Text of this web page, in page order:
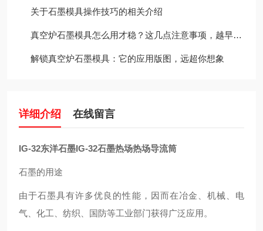
关于石墨模具操作技巧的相关介绍
真空炉石墨模具怎么用才稳？这几点注意事项，越早知道越省心
解锁真空炉石墨模具：它的应用版图，远超你想象
详细介绍 在线留言
IG-32东洋石墨IG-32石墨热场热场导流筒
石墨的用途
由于石墨具有许多优良的性能，因而在冶金、机械、电
气、化工、纺织、国防等工业部门获得广泛应用。